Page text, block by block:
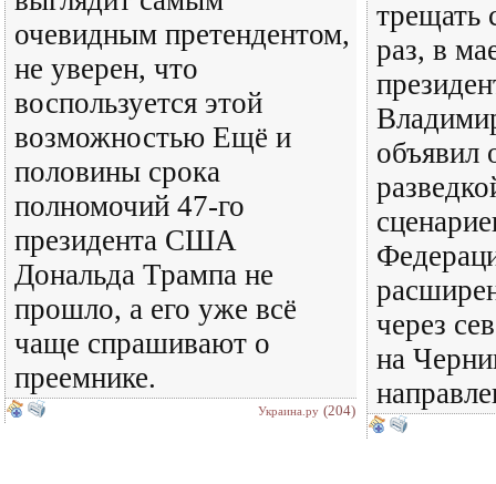
очевидным претендентом,
не уверен, что
воспользуется этой
возможностью Ещё и
половины срока
полномочий 47-го
президента США
Дональда Трампа не
прошло, а его уже всё
чаще спрашивают о
преемнике.
Украина.ру (204)
трещать
раз, в
объявил
через
на